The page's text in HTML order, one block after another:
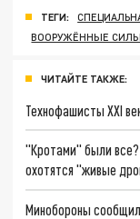
ТЕГИ:
ВООРУЖЁННЫЕ
ЧИТАЙТЕ ТАКЖЕ:
Технофашисты XXI
"Кротами" были все?
охотятся "живые
Минобороны